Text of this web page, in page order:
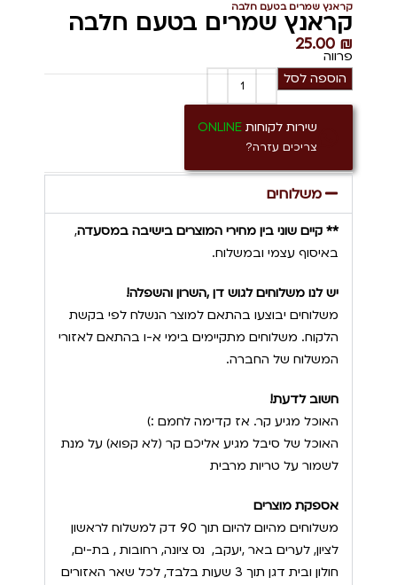
קראנץ שמרים בטעם חלבה
קראנץ שמרים בטעם חלבה
25.00 ₪
פרווה
הוספה לסל
שירות לקוחות ONLINE
צריכים עזרה?
משלוחים
** קיים שוני בין מחירי המוצרים בישיבה במסעדה,
באיסוף עצמי ובמשלוח.
יש לנו משלוחים לגוש דן ,השרון והשפלה!
משלוחים יבוצעו בהתאם למוצר הנשלח לפי בקשת
הלקוח. משלוחים מתקיימים בימי א-ו בהתאם לאזורי
המשלוח של החברה.
חשוב לדעת!
האוכל מגיע קר. אז קדימה לחמם :)
האוכל של סיבל מגיע אליכם קר (לא קפוא) על מנת
לשמור על טריות מרבית
אספקת מוצרים
משלוחים מהיום להיום תוך 90 דק למשלוח לראשון
לציון, לערים באר ,יעקב, נס ציונה, רחובות , בת-ים,
חולון ובית דגן תוך 3 שעות בלבד, לכל שאר האזורים